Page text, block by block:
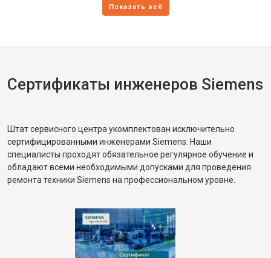
Сертификаты инженеров Siemens
Штат сервисного центра укомплектован исключительно
сертифицированными инженерами Siemens. Наши
специалисты проходят обязательное регулярное обучение и
обладают всеми необходимыми допусками для проведения
ремонта техники Siemens на профессиональном уровне.